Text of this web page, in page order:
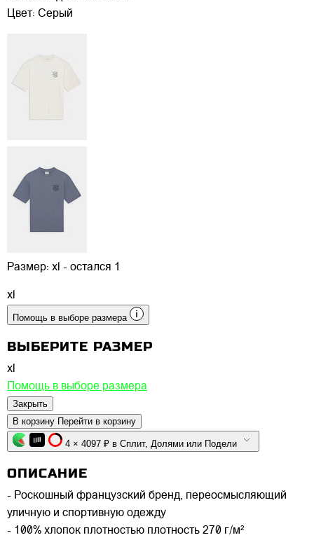
Цвет: Серый
Размер: xl - остался 1
xl
Помощь в выборе размера
ВЫБЕРИТЕ РАЗМЕР
xl
Помощь в выборе размера
Закрыть
В корзину Перейти в корзину
4 × 4097 ₽ в Сплит, Долями или Подели
ОПИСАНИЕ
- Роскошный французский бренд, переосмысляющий
уличную и спортивную одежду
- 100% хлопок плотностью плотность 270 г/м²